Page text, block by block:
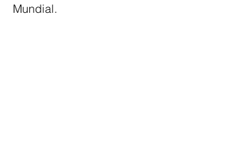
Mundial.